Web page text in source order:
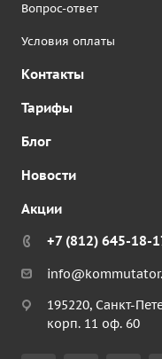
Вопрос-ответ
Условия оплаты
Контакты
Тарифы
Блог
Новости
Акции
+7 (812) 645-18-
195220, Санкт-
корп. 11 оф. 60